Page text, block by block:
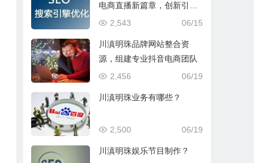
电商直播新篇章，创新引领
品牌营销新风尚
06/15
2,543
川滇明珠品牌网站整合资
源，组建专业抖音电商团队
06/19
2,456
川滇明珠业务有哪些？
06/19
2,500
川滇明珠娱乐节目制作？